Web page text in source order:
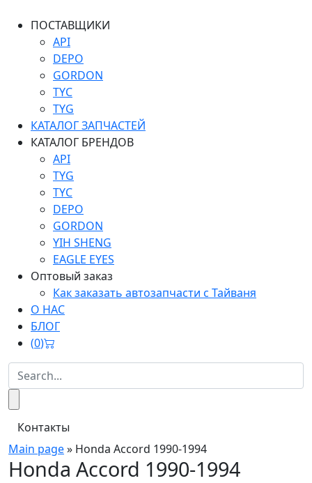
ПОСТАВЩИКИ
API
DEPO
GORDON
TYC
TYG
КАТАЛОГ ЗАПЧАСТЕЙ
КАТАЛОГ БРЕНДОВ
API
TYG
TYC
DEPO
GORDON
YIH SHENG
EAGLE EYES
Оптовый заказ
Как заказать автозапчасти с Тайваня
О НАС
БЛОГ
(0)
Контакты
Main page» Honda Accord 1990-1994
Honda Accord 1990-1994